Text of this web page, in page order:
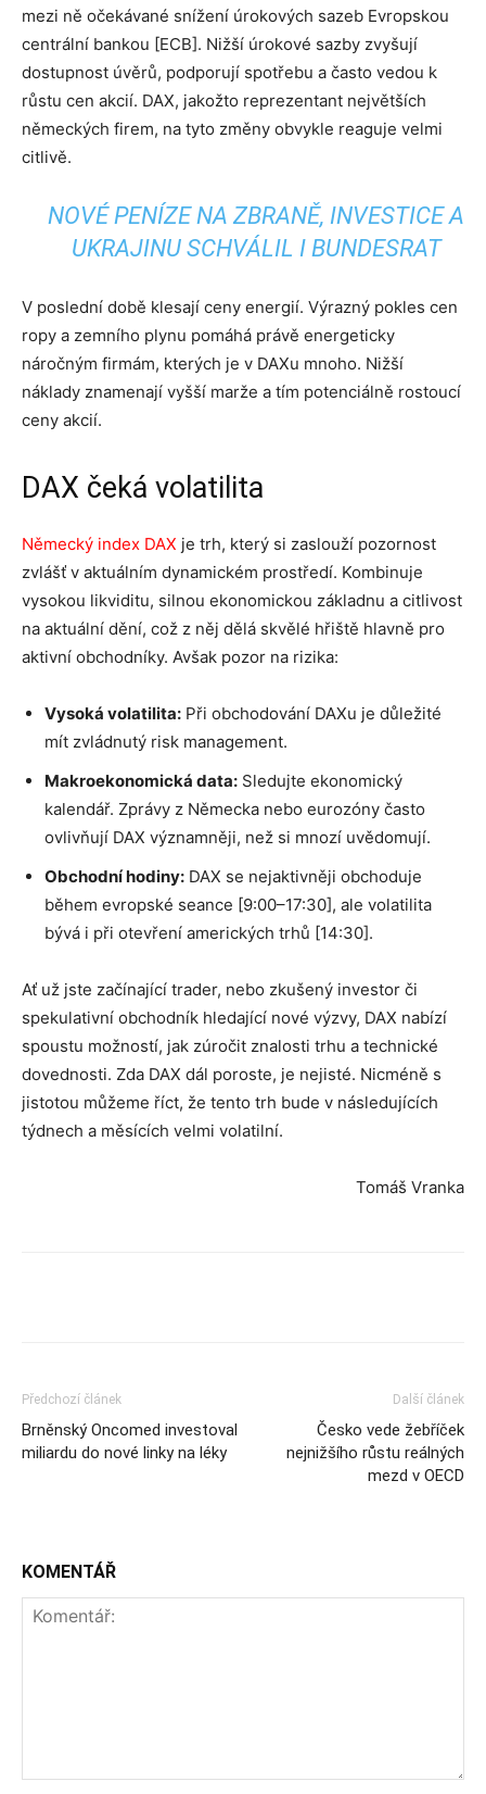
mezi ně očekávané snížení úrokových sazeb Evropskou
centrální bankou [ECB]. Nižší úrokové sazby zvyšují
dostupnost úvěrů, podporují spotřebu a často vedou k
růstu cen akcií. DAX, jakožto reprezentant největších
německých firem, na tyto změny obvykle reaguje velmi
citlivě.
NOVÉ PENÍZE NA ZBRANĚ, INVESTICE A
UKRAJINU SCHVÁLIL I BUNDESRAT
V poslední době klesají ceny energií. Výrazný pokles cen
ropy a zemního plynu pomáhá právě energeticky
náročným firmám, kterých je v DAXu mnoho. Nižší
náklady znamenají vyšší marže a tím potenciálně rostoucí
ceny akcií.
DAX čeká volatilita
Německý index DAX je trh, který si zaslouží pozornost
zvlášť v aktuálním dynamickém prostředí. Kombinuje
vysokou likviditu, silnou ekonomickou základnu a citlivost
na aktuální dění, což z něj dělá skvělé hřiště hlavně pro
aktivní obchodníky. Avšak pozor na rizika:
Vysoká volatilita: Při obchodování DAXu je důležité
mít zvládnutý risk management.
Makroekonomická data: Sledujte ekonomický
kalendář. Zprávy z Německa nebo eurozóny často
ovlivňují DAX významněji, než si mnozí uvědomují.
Obchodní hodiny: DAX se nejaktivněji obchoduje
během evropské seance [9:00–17:30], ale volatilita
bývá i při otevření amerických trhů [14:30].
Ať už jste začínající trader, nebo zkušený investor či
spekulativní obchodník hledající nové výzvy, DAX nabízí
spoustu možností, jak zúročit znalosti trhu a technické
dovednosti. Zda DAX dál poroste, je nejisté. Nicméně s
jistotou můžeme říct, že tento trh bude v následujících
týdnech a měsících velmi volatilní.
Tomáš Vranka
Předchozí článek
Brněnský Oncomed investoval
miliardu do nové linky na léky
Další článek
Česko vede žebříček
nejnižšího růstu reálných
mezd v OECD
KOMENTÁŘ